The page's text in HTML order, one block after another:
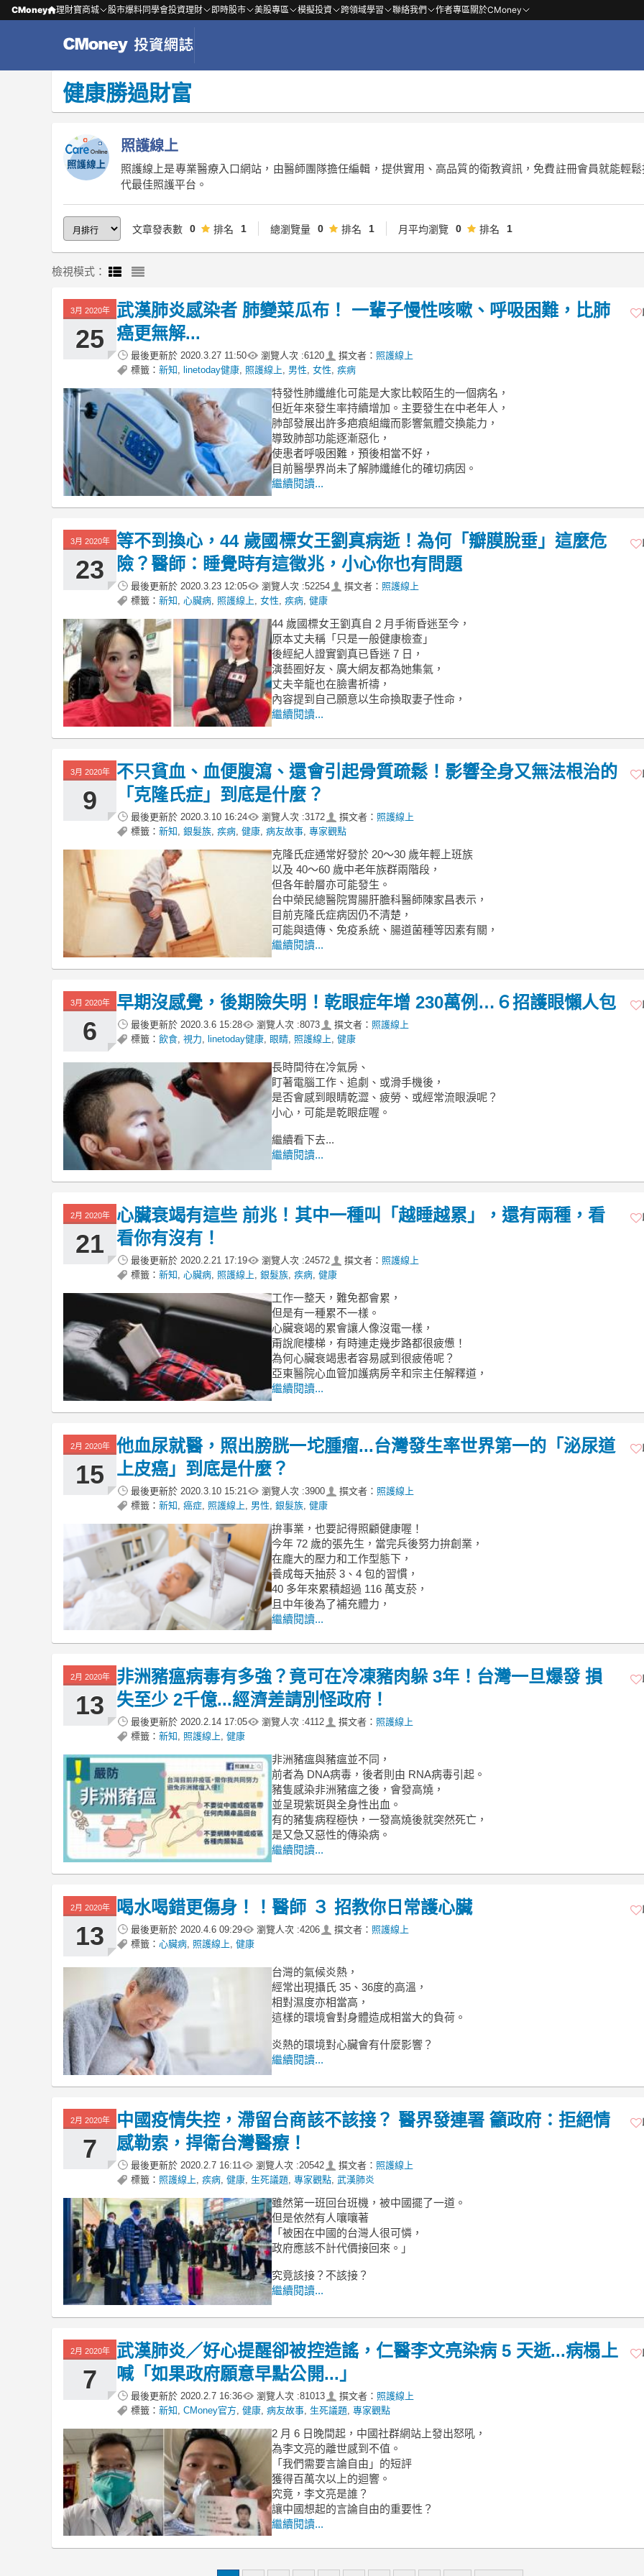
CMoney 理財寶商城 股市爆料同學會投資理財 即時股市 美股專區 模擬投資 跨領域學習 聯絡我們 作者專區關於CMoney
健康勝過財富
照護線上
照護線上是專業醫療入口網站，由醫師團隊擔任編輯，提供實用、高品質的衛教資訊，免費註冊會員就能輕
代最佳照護平台。
文章發表數 0 排名 1 總瀏覽量 0 排名 1 月平均瀏覽 0 排名 1
檢視模式：
3月 2020年
25
武漢肺炎感染者 肺變菜瓜布！ 一輩子慢性咳嗽、呼吸困難，比肺
癌更無解...
最後更新於 2020.3.27 11:50 瀏覽人次 :6120 撰文者： 照護線上
標籤： 新知 linetoday健康 照護線上 男性 女性 疾病
特發性肺纖維化可能是大家比較陌生的一個病名，
但近年來發生率持續增加。主要發生在中老年人，
肺部發展出許多疤痕組織而影響氣體交換能力，
導致肺部功能逐漸惡化，
使患者呼吸困難，預後相當不好，
目前醫學界尚未了解肺纖維化的確切病因。
繼續閱讀...
3月 2020年
23
等不到換心，44 歲國標女王劉真病逝！為何「瓣膜脫垂」這麼危
險？醫師：睡覺時有這徵兆，小心你也有問題
最後更新於 2020.3.23 12:05 瀏覽人次 :52254 撰文者： 照護線上
標籤： 新知 心臟病 照護線上 女性 疾病 健康
44 歲國標女王劉真自 2 月手術昏迷至今，
原本丈夫稱「只是一般健康檢查」
後經紀人證實劉真已昏迷 7 日，
演藝圈好友、廣大網友都為她集氣，
丈夫辛龍也在臉書祈禱，
內容提到自己願意以生命換取妻子性命，
繼續閱讀...
3月 2020年
9
不只貧血、血便腹瀉、還會引起骨質疏鬆！影響全身又無法根治的
「克隆氏症」到底是什麼？
最後更新於 2020.3.10 16:24 瀏覽人次 :3172 撰文者： 照護線上
標籤： 新知 銀髮族 疾病 健康 病友故事 專家觀點
克隆氏症通常好發於 20～30 歲年輕上班族
以及 40～60 歲中老年族群兩階段，
但各年齡層亦可能發生。
台中榮民總醫院胃腸肝膽科醫師陳家昌表示，
目前克隆氏症病因仍不清楚，
可能與遺傳、免疫系統、腸道菌種等因素有關，
繼續閱讀...
3月 2020年
6
早期沒感覺，後期險失明！乾眼症年增 230萬例…６招護眼懶人包
最後更新於 2020.3.6 15:28 瀏覽人次 :8073 撰文者： 照護線上
標籤： 飲食 視力 linetoday健康 眼睛 照護線上 健康
長時間待在冷氣房、
盯著電腦工作、追劇、或滑手機後，
是否會感到眼睛乾澀、疲勞、或經常流眼淚呢？
小心，可能是乾眼症喔。
繼續看下去...
繼續閱讀...
2月 2020年
21
心臟衰竭有這些 前兆！其中一種叫「越睡越累」，還有兩種，看
看你有沒有！
最後更新於 2020.2.21 17:19 瀏覽人次 :24572 撰文者： 照護線上
標籤： 新知 心臟病 照護線上 銀髮族 疾病 健康
工作一整天，難免都會累，
但是有一種累不一樣。
心臟衰竭的累會讓人像沒電一樣，
甭說爬樓梯，有時連走幾步路都很疲憊！
為何心臟衰竭患者容易感到很疲倦呢？
亞東醫院心血管加護病房辛和宗主任解釋道，
繼續閱讀...
2月 2020年
15
他血尿就醫，照出膀胱一坨腫瘤...台灣發生率世界第一的「泌尿道
上皮癌」到底是什麼？
最後更新於 2020.3.10 15:21 瀏覽人次 :3900 撰文者： 照護線上
標籤： 新知 癌症 照護線上 男性 銀髮族 健康
拚事業，也要記得照顧健康喔！
今年 72 歲的張先生，當完兵後努力拚創業，
在龐大的壓力和工作型態下，
養成每天抽菸 3、4 包的習慣，
40 多年來累積超過 116 萬支菸，
且中年後為了補充體力，
繼續閱讀...
2月 2020年
13
非洲豬瘟病毒有多強？竟可在冷凍豬肉躲 3年！台灣一旦爆發 損
失至少 2千億...經濟差請別怪政府！
最後更新於 2020.2.14 17:05 瀏覽人次 :4112 撰文者： 照護線上
標籤： 新知 照護線上 健康
非洲豬瘟與豬瘟並不同，
前者為 DNA病毒，後者則由 RNA病毒引起。
豬隻感染非洲豬瘟之後，會發高燒，
並呈現紫斑與全身性出血。
有的豬隻病程極快，一發高燒後就突然死亡，
是又急又惡性的傳染病。
繼續閱讀...
2月 2020年
13
喝水喝錯更傷身！！醫師 ３ 招教你日常護心臟
最後更新於 2020.4.6 09:29 瀏覽人次 :4206 撰文者： 照護線上
標籤： 心臟病 照護線上 健康
台灣的氣候炎熱，
經常出現攝氏 35、36度的高溫，
相對濕度亦相當高，
這樣的環境會對身體造成相當大的負荷。
炎熱的環境對心臟會有什麼影響？
繼續閱讀...
2月 2020年
7
中國疫情失控，滯留台商該不該接？ 醫界發連署 籲政府：拒絕情
感勒索，捍衛台灣醫療！
最後更新於 2020.2.7 16:11 瀏覽人次 :20542 撰文者： 照護線上
標籤： 照護線上 疾病 健康 生死議題 專家觀點 武漢肺炎
雖然第一班回台班機，被中國擺了一道。
但是依然有人嚷嚷著
「被困在中國的台灣人很可憐，
政府應該不計代價接回來。」
究竟該接？不該接？
繼續閱讀...
2月 2020年
7
武漢肺炎／好心提醒卻被控造謠，仁醫李文亮染病 5 天逝...病榻上
喊「如果政府願意早點公開...」
最後更新於 2020.2.7 16:36 瀏覽人次 :81013 撰文者： 照護線上
標籤： 新知 CMoney官方 健康 病友故事 生死議題 專家觀點
2 月 6 日晚間起，中國社群網站上發出怒吼，
為李文亮的離世感到不值。
「我們需要言論自由」的短評
獲得百萬次以上的迴響。
究竟，李文亮是誰？
讓中國想起的言論自由的重要性？
繼續閱讀...